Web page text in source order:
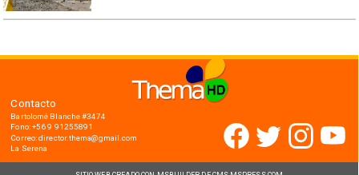
Contacto
Bartolomé Blanche #3474
Fono: +56 9 91255891
Correo: director.thema@gmail.com
La Serena